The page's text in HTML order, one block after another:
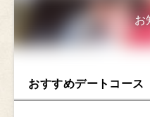
お
おすすめデートコース